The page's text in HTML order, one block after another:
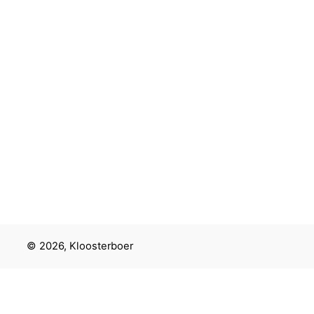
© 2026, Kloosterboer